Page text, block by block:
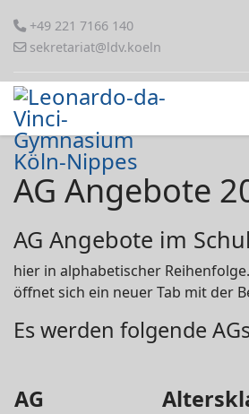
+49 221 7166 140
sekretariat@ldv.koeln
AG Angebote
AG Angebote im
hier in alphabetischer
öffnet sich ein neuer Tab mit der
Es werden folgende
AG